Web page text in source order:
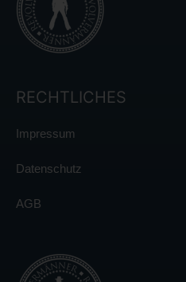
RECHTLICHES
Impressum
Datenschutz
AGB